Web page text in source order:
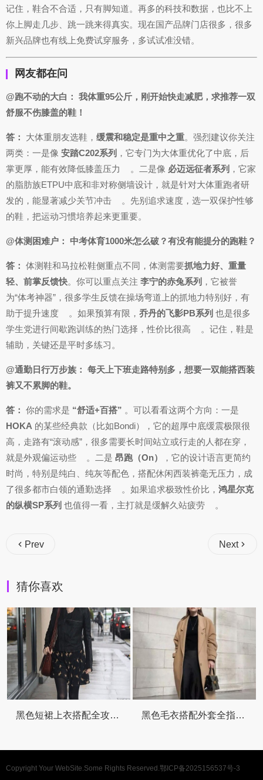
记住，鞋合不合适，只有脚知道。再多的科技和数据，也比不上
你上脚走几步、跳一跳来得真实。现在国产品牌门店很多，很多
新兴品牌也有线上免费试穿服务，多试试准没错。
网友都在问
@跑不动的大白： 我体重95公斤，刚开始快走减肥，求推荐一双
舒服不伤膝盖的鞋！
答： 大体重朋友选鞋， 缓震和稳定是重中之重。强烈建议你关注
两类：一是像 安踏C202系列 ，它专门为大体重优化了中底，后
掌更厚，能有效降低膝盖压力
。二是像 必迈远征者系列 ，它家
的脂肪族ETPU中底和非对称侧墙设计，就是针对大体重跑者研
发的，能显著减少关节冲击
。先别追求速度，选一双保护性够
的鞋，把运动习惯培养起来更重要。
@体测困难户： 中考体育1000米怎么破？有没有能提分的跑鞋？
答： 体测鞋和马拉松鞋侧重点不同，体测需要抓地力好、重量
轻、前掌反馈快。你可以重点关注 李宁的赤兔系列 ，它被誉
为“体考神器”，很多学生反馈在操场弯道上的抓地力特别好，有
助于提升速度
。如果预算有限，乔丹的飞影PB系列 也是很多
学生党进行间歇跑训练的热门选择，性价比很高
。记住，鞋是
辅助，关键还是平时多练习。
@通勤日行万步族： 每天上下班走路特别多，想要一双能搭西装
裤又不累脚的鞋。
答： 你的需求是 “舒适+百搭” 。可以看看这两个方向：一是
HOKA 的某些经典款（比如Bondi），它的超厚中底缓震极限很
高，走路有“滚动感”，很多需要长时间站立或行走的人都在穿，
就是外观偏运动些
。二是昂跑（On）
，它的设计语言更简约
时尚，特别是纯白、纯灰等配色，搭配休闲西装裤毫无压力，成
了很多都市白领的通勤选择
。如果追求极致性价比，鸿星尔克
的纵横SP系列 也值得一看，主打就是缓解久站疲劳 。
Prev Next
猜你喜欢
黑色短裙上衣搭配全攻略 穿出不一样的美 黑色毛衣搭配外套全指南 轻松穿出时尚范儿
Copyright Your WebSite.Some Rights Reserved.鄂ICP备2025156537号-3